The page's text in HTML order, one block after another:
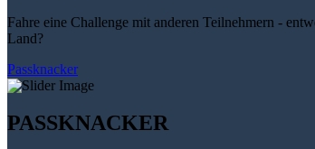
Fahre eine Challenge mit anderen Teilnehmern -
Land?
Passknacker
PASSKNACKER